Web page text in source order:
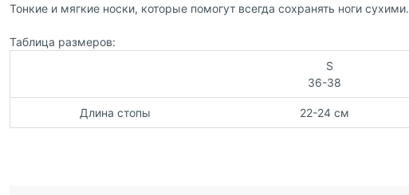
Тонкие и мягкие носки, которые помогут всегда сохранять ноги сухими.
Таблица размеров:
S
36-38
Длина стопы 22-24 см